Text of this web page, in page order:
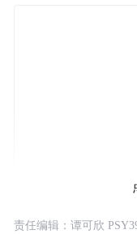
相约王
责任编辑：谭可欣